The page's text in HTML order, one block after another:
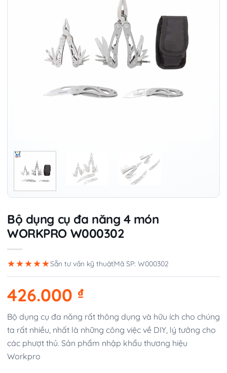
Bộ dụng cụ đa năng 4 món
WORKPRO W000302
★★★★★Sẵn tư vấn kỹ thuậtMã SP: W000302
426.000 ₫
Bộ dụng cụ đa năng rất thông dụng và hữu ích cho chúng
ta rất nhiều, nhất là những công việc về DIY, lý tưởng cho
các phượt thủ. Sản phẩm nhập khẩu thương hiệu
Workpro